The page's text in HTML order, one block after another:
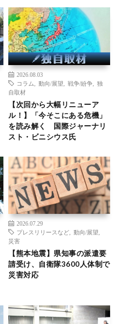
2026.08.03
コラム
動向/展望 戦争/紛争
独
自取材
【次回から大幅リニューア
ル！】「今そこにある危機」
を読み解く 国際ジャーナリ
スト・ビニシウス氏
2026.07.29
プレスリリースなど
動向/展望
災害
【熊本地震】県知事の派遣要
請受け、自衛隊3600人体制で
災害対応